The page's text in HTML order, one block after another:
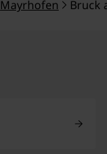
Mayrhofen Bruck